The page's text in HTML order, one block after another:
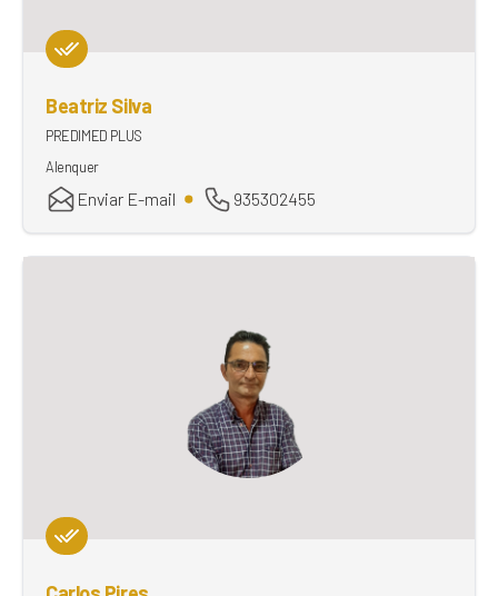
Beatriz Silva
PREDIMED PLUS
Alenquer
Enviar E-mail 935302455